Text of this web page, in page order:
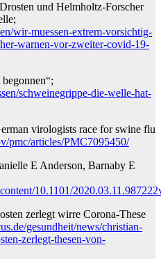
und Helmholtz-Forscher
wir-muessen-extrem-vorsichtig-
warnen-vor-zweiter-covid-19-
schweinegrippe-die-welle-hat-
virologists race for swine flu
pmc/articles/PMC7095450/
E Anderson, Barnaby E
10.1101/
zerlegt wirre Corona-These
gesundheit/news/christian-
zerlegt-thesen-von-